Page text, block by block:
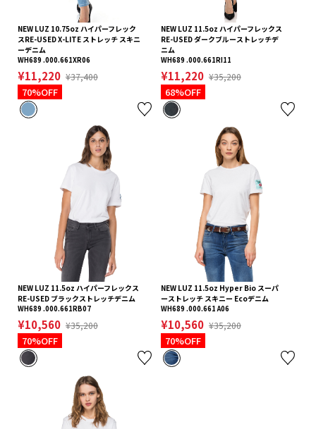
NEW LUZ 10.75oz ハイパーフレック
スRE-USED X-LITE ストレッチ スキニ
ーデニム
WH689 .000.661XR06
¥11,220 ¥37,400
70%OFF
NEW LUZ 11.5oz ハイパーフレックス
RE-USED ダークブルーストレッチデ
ニム
WH689 .000.661RI11
¥11,220 ¥35,200
68%OFF
NEW LUZ 11.5oz ハイパーフレックス
RE-USED ブラックストレッチデニム
WH689 .000.661RB07
¥10,560 ¥35,200
70%OFF
NEW LUZ 11.5oz Hyper Bio スーパ
ーストレッチ スキニー Ecoデニム
WH689 .000.661 A06
¥10,560 ¥35,200
70%OFF